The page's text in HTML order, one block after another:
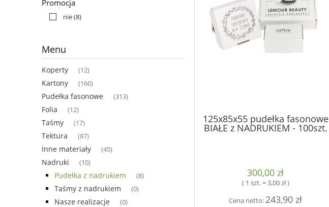
Promocja
nie(8)
Menu
Koperty (12)
Kartony (166)
Pudełka fasonowe (313)
Folia (12)
Taśmy (17)
Tektura (87)
Inne materiały (45)
Nadruki (10)
Pudełka z nadrukiem (8)
Taśmy z nadrukiem (0)
Nasze realizacje (0)
125x85x55 pudełka fasonowe
BIAŁE z NADRUKIEM - 100szt.
300,00 zł
( 1 szt. = 3,00 zł )
Cena netto: 243,90 zł